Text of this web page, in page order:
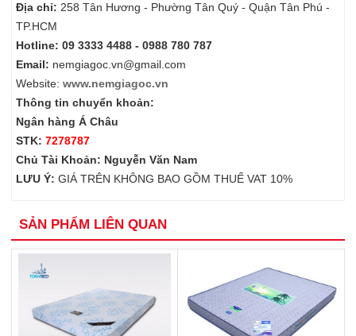
Địa chỉ: 258 Tân Hương - Phường Tân Quý - Quận Tân Phú -
TP.HCM
Hotline: 09 3333 4488 - 0988 780 787
Email: nemgiagoc.vn@gmail.com
Website:www.nemgiagoc.vn
Thông tin chuyển khoản:
Ngân hàng Á Châu
STK:7278787
Chủ Tài Khoản: Nguyễn Văn Nam
LƯU Ý:GIÁ TRÊN KHÔNG BAO GỒM THUẾ VAT 10%
SẢN PHẨM LIÊN QUAN